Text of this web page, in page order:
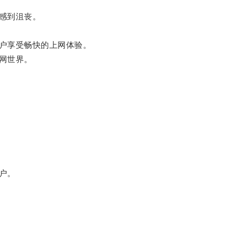
到沮丧。
受畅快的上网体验。
世界。
。